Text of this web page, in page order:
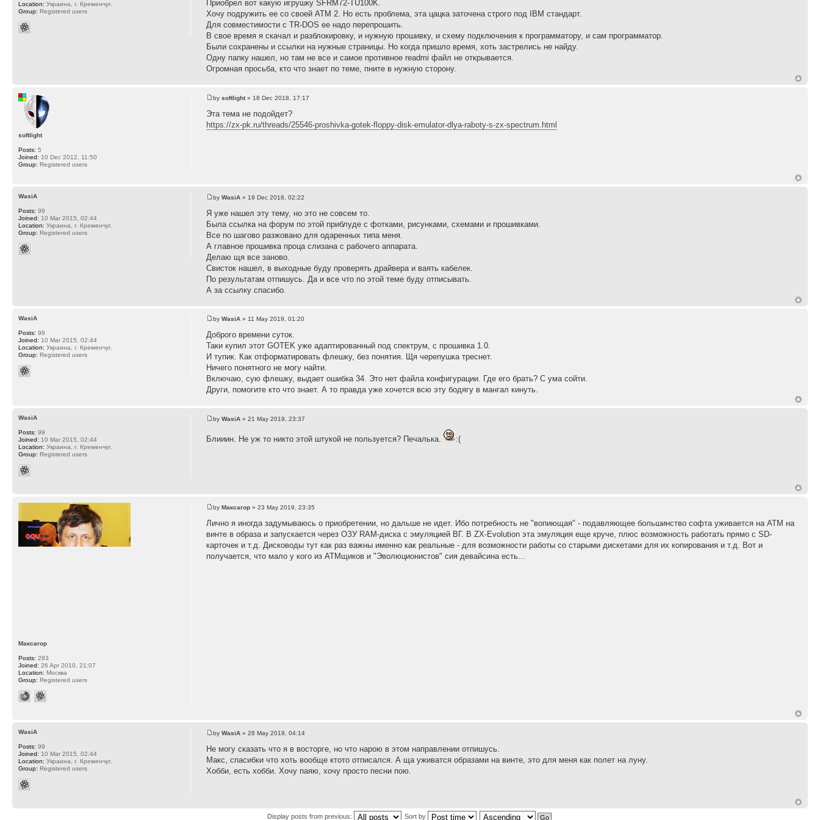
Приобрел вот какую игрушку SFRM72-TU100K.
Хочу подружить ее со своей АТМ 2. Но есть проблема, эта цацка заточена строго под IBM стандарт.
Для совместимости с TR-DOS ее надо перепрошить.
В свое время я скачал и разблокировку, и нужную прошивку, и схему подключения к программатору, и сам программатор.
Были сохранены и ссылки на нужные страницы. Но когда пришло время, хоть застрелись не найду.
Одну папку нашел, но там не все и самое противное readmi файл не открывается.
Огромная просьба, кто что знает по теме, пните в нужную сторону.
Location: Украина, г. Кременчуг.
Group: Registered users
bysoftlight» 18 Dec 2018, 17:17
Эта тема не подойдет?
https://zx-pk.ru/threads/25546-proshivka-gotek-floppy-disk-emulator-dlya-raboty-s-zx-spectrum.html
softlight
Posts: 5
Joined: 10 Dec 2012, 11:50
Group: Registered users
byWasiA » 19 Dec 2018, 02:22
Я уже нашел эту тему, но это не совсем то.
Была ссылка на форум по этой приблуде с фотками, рисунками, схемами и прошивками.
Все по шагово разжовано для одаренных типа меня.
А главное прошивка проца слизана с рабочего аппарата.
Делаю щя все заново.
Свисток нашел, в выходные буду проверять драйвера и ваять кабелек.
По результатам отпишусь. Да и все что по этой теме буду отписывать.
А за ссылку спасибо.
WasiA
Posts: 99
Joined: 10 Mar 2015, 02:44
Location: Украина, г. Кременчуг.
Group: Registered users
byWasiA » 11 May 2019, 01:20
Доброго времени суток.
Таки купил этот GOTEK уже адаптированный под спектрум, с прошивка 1.0.
И тупик. Как отформатировать флешку, без понятия. Щя черепушка треснет.
Ничего понятного не могу найти.
Включаю, сую флешку, выдает ошибка 34. Это нет файла конфигурации. Где его брать? С ума сойти.
Други, помогите кто что знает. А то правда уже хочется всю эту бодягу в мангал кинуть.
WasiA
Posts: 99
Joined: 10 Mar 2015, 02:44
Location: Украина, г. Кременчуг.
Group: Registered users
byWasiA » 21 May 2019, 23:37
Блииин. Не уж то никто этой штукой не пользуется? Печалька. :(
WasiA
Posts: 99
Joined: 10 Mar 2015, 02:44
Location: Украина, г. Кременчуг.
Group: Registered users
byМаксагор » 23 May 2019, 23:35
Лично я иногда задумываюсь о приобретении, но дальше не идет. Ибо потребность не "вопиющая" - подавляющее большинство софта уживается на АТМ на
винте в образа и запускается через ОЗУ RAM-диска с эмуляцией ВГ. В ZX-Evolution эта эмуляция еще круче, плюс возможность работать прямо с SD-
карточек и т.д. Дисководы тут как раз важны именно как реальные - для возможности работы со старыми дискетами для их копирования и т.д. Вот и
получается, что мало у кого из АТМщиков и "Эволюционистов" сия девайсина есть...
Максагор
Posts: 283
Joined: 26 Apr 2010, 21:07
Location: Москва
Group: Registered users
byWasiA » 28 May 2019, 04:14
Не могу сказать что я в восторге, но что нарою в этом направлении отпишусь.
Макс, спасибки что хоть вообще ктото отписался. А ща уживатся образами на винте, это для меня как полет на луну.
Хобби, есть хобби. Хочу паяю, хочу просто песни пою.
WasiA
Posts: 99
Joined: 10 Mar 2015, 02:44
Location: Украина, г. Кременчуг.
Group: Registered users
Display posts from previous: Sort by